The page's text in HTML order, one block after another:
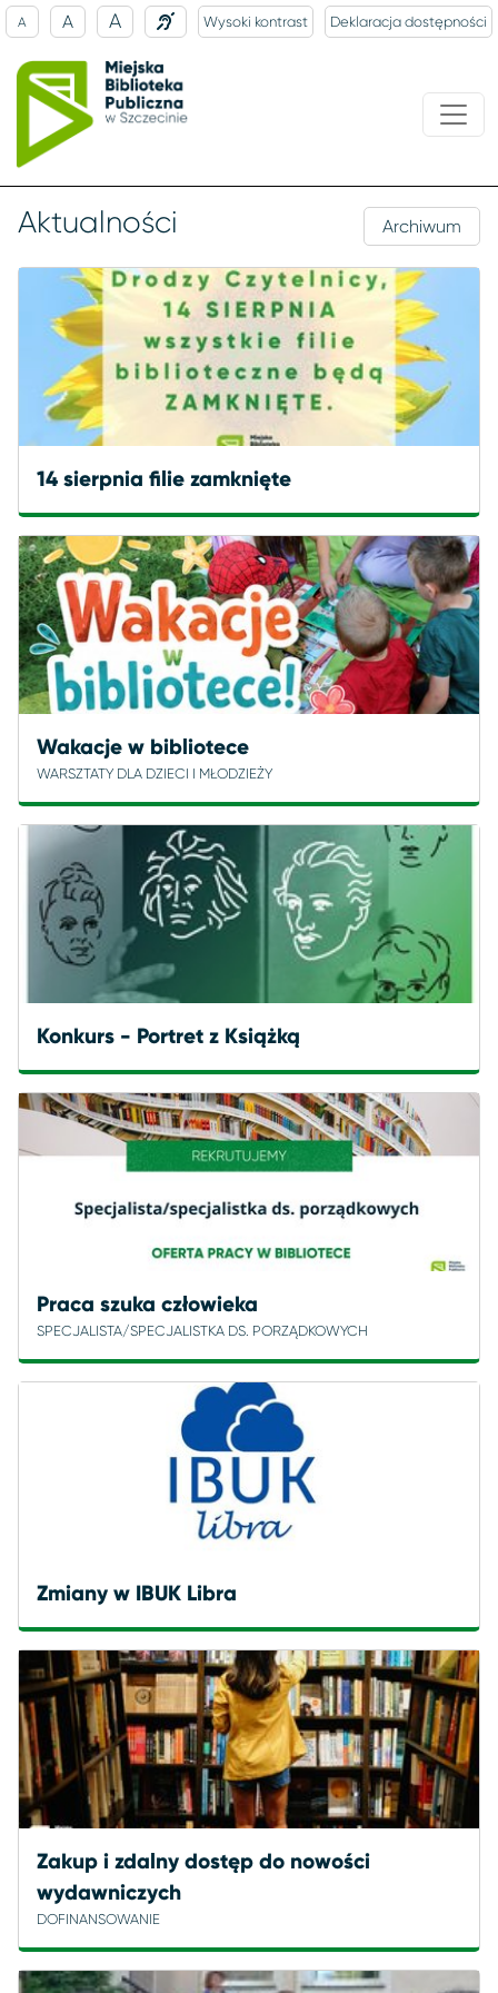
A A A Wysoki kontrast Deklaracja dostępności
Aktualności Archiwum
14 sierpnia filie zamknięte
Wakacje w bibliotece
WARSZTATY DLA DZIECI I MŁODZIEŻY
Konkurs - Portret z Książką
Praca szuka człowieka
SPECJALISTA/SPECJALISTKA DS. PORZĄDKOWYCH
Zmiany w IBUK Libra
Zakup i zdalny dostęp do nowości
wydawniczych
DOFINANSOWANIE